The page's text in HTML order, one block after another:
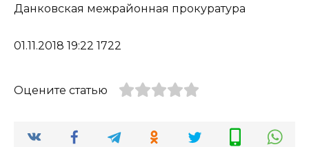
Данковская межрайонная прокуратура
01.11.2018 19:22 1722
Оцените статью